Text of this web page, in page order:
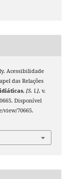
Acessibilidade
das Relações
, [S. l.], v.
Disponível
70665.